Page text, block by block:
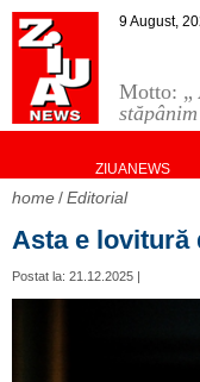
Motto: „
9 August,
ZIUANEWS
home Editorial
Asta e lovitură
Postat la: 21.12.2025 |